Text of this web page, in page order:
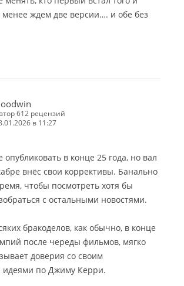
ждем две версии…. и обе без
автор 612 рецензий
в 11:27
в конце 25 года, но вал
внёс свои коррективы. Банально
чтобы посмотреть хотя бы
с остальными новостями.
бракоделов, как обычно, в конце
после череды фильмов, мягко
доверия со своим
идеями по Джиму Керри.